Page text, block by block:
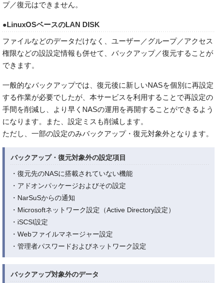
プ／復元はできません。
●LinuxOSベースのLAN DISK
ファイルなどのデータだけなく、ユーザー／グループ／アクセス
権限などの設設定情報も併せて、バックアップ／復元することが
できます。
一般的なバックアップでは、復元後に新しいNASを個別に再設定
する作業が必要でしたが、本サービスを利用することで再設定の
手間を削減し、より早くNASの運用を再開することができるよう
になります。また、設定ミスも削減します。
ただし、一部の設定のみバックアップ・復元対象外となります。
バックアップ・復元対象外の設定項目
・復元先のNASに搭載されていない機能
・アドオンパッケージおよびその設定
・NarSuSからの通知
・Microsoftネットワーク設定（Active Directory設定）
・iSCSI設定
・Webファイルマネージャー設定
・管理者パスワードおよびネットワーク設定
バックアップ対象外のデータ